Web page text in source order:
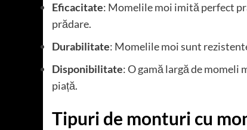
Eficacitate: Momelile moi imită perfect
prădare.
Durabilitate: Momelile moi sunt
Disponibilitate: O gamă largă de
piață.
Tipuri de monturi cu